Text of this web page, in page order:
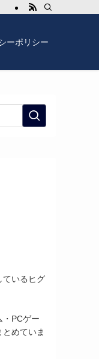
ーポリシー
ているヒグ
・PCゲー
めていま